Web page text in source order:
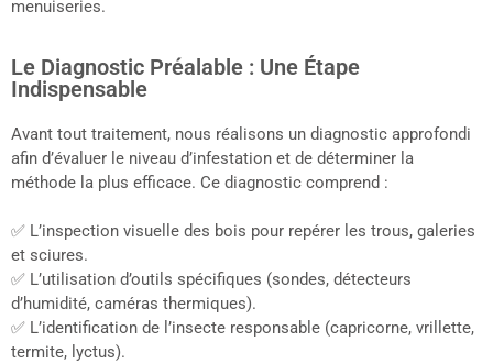
menuiseries.
Le Diagnostic Préalable : Une Étape
Indispensable
Avant tout traitement, nous réalisons un diagnostic approfondi
afin d’évaluer le niveau d’infestation et de déterminer la
méthode la plus efficace. Ce diagnostic comprend :
✅ L’inspection visuelle des bois pour repérer les trous, galeries
et sciures.
✅ L’utilisation d’outils spécifiques (sondes, détecteurs
d’humidité, caméras thermiques).
✅ L’identification de l’insecte responsable (capricorne, vrillette,
termite, lyctus).